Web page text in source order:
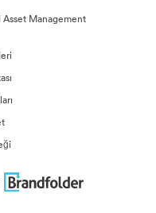
Management